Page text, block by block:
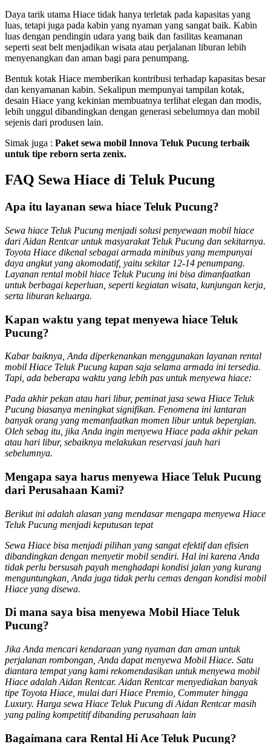
Daya tarik utama Hiace tidak hanya terletak pada kapasitas yang
luas, tetapi juga pada kabin yang nyaman yang sangat baik. Kabin
luas dengan pendingin udara yang baik dan fasilitas keamanan
seperti seat belt menjadikan wisata atau perjalanan liburan lebih
menyenangkan dan aman bagi para penumpang.
Bentuk kotak Hiace memberikan kontribusi terhadap kapasitas besar
dan kenyamanan kabin. Sekalipun mempunyai tampilan kotak,
desain Hiace yang kekinian membuatnya terlihat elegan dan modis,
lebih unggul dibandingkan dengan generasi sebelumnya dan mobil
sejenis dari produsen lain.
Simak juga : Paket sewa mobil Innova Teluk Pucung terbaik
untuk tipe reborn serta zenix.
FAQ Sewa Hiace di Teluk Pucung
Apa itu layanan sewa hiace Teluk Pucung?
Sewa hiace Teluk Pucung menjadi solusi penyewaan mobil hiace
dari Aidan Rentcar untuk masyarakat Teluk Pucung dan sekitarnya.
Toyota Hiace dikenal sebagai armada minibus yang mempunyai
daya angkut yang akomodatif, yaitu sekitar 12-14 penumpang.
Layanan rental mobil hiace Teluk Pucung ini bisa dimanfaatkan
untuk berbagai keperluan, seperti kegiatan wisata, kunjungan kerja,
serta liburan keluarga.
Kapan waktu yang tepat menyewa hiace Teluk
Pucung?
Kabar baiknya, Anda diperkenankan menggunakan layanan rental
mobil Hiace Teluk Pucung kapan saja selama armada ini tersedia.
Tapi, ada beberapa waktu yang lebih pas untuk menyewa hiace:
Pada akhir pekan atau hari libur, peminat jasa sewa Hiace Teluk
Pucung biasanya meningkat signifikan. Fenomena ini lantaran
banyak orang yang memanfaatkan momen libur untuk bepergian.
Oleh sebag itu, jika Anda ingin menyewa Hiace pada akhir pekan
atau hari libur, sebaiknya melakukan reservasi jauh hari
sebelumnya.
Mengapa saya harus menyewa Hiace Teluk Pucung
dari Perusahaan Kami?
Berikut ini adalah alasan yang mendasar mengapa menyewa Hiace
Teluk Pucung menjadi keputusan tepat
Sewa Hiace bisa menjadi pilihan yang sangat efektif dan efisien
dibandingkan dengan menyetir mobil sendiri. Hal ini karena Anda
tidak perlu bersusah payah menghadapi kondisi jalan yang kurang
menguntungkan, Anda juga tidak perlu cemas dengan kondisi mobil
Hiace yang disewa.
Di mana saya bisa menyewa Mobil Hiace Teluk
Pucung?
Jika Anda mencari kendaraan yang nyaman dan aman untuk
perjalanan rombongan, Anda dapat menyewa Mobil Hiace. Satu
diantara tempat yang kami rekomendasikan untuk menyewa mobil
Hiace adalah Aidan Rentcar. Aidan Rentcar menyediakan banyak
tipe Toyota Hiace, mulai dari Hiace Premio, Commuter hingga
Luxury. Harga sewa Hiace Teluk Pucung di Aidan Rentcar masih
yang paling kompetitif dibanding perusahaan lain
Bagaimana cara Rental Hi Ace Teluk Pucung?